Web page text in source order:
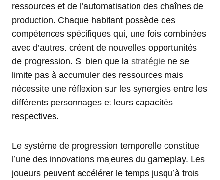
ressources et de l’automatisation des chaînes de
production. Chaque habitant possède des
compétences spécifiques qui, une fois combinées
avec d’autres, créent de nouvelles opportunités
de progression. Si bien que la stratégie ne se
limite pas à accumuler des ressources mais
nécessite une réflexion sur les synergies entre les
différents personnages et leurs capacités
respectives.
Le système de progression temporelle constitue
l’une des innovations majeures du gameplay. Les
joueurs peuvent accélérer le temps jusqu’à trois